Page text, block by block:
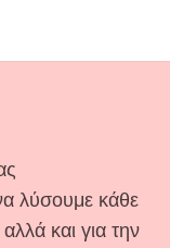
λύσουμε κάθε
και για την